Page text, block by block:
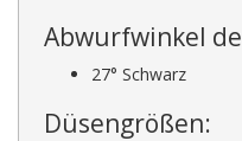
Abwurfwinkel
27° Schwarz
Düsengrößen: